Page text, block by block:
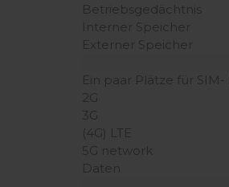
Betriebsgedächtnis
Interner Speicher
Externer Speicher
Ein paar Plätze für
2G
3G
(4G) LTE
5G network
Daten